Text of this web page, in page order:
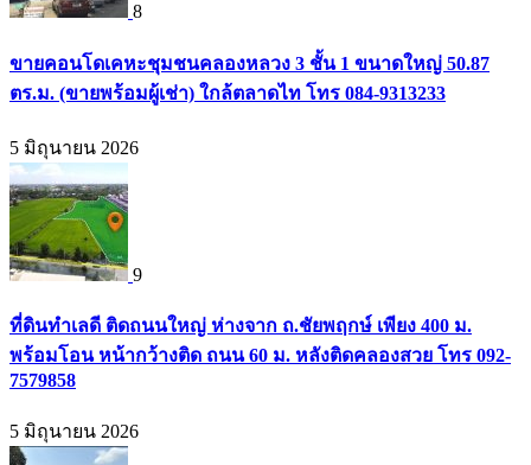
8
ขายคอนโดเคหะชุมชนคลองหลวง 3 ชั้น 1 ขนาดใหญ่ 50.87
ตร.ม. (ขายพร้อมผู้เช่า) ใกล้ตลาดไท โทร 084-9313233
5 มิถุนายน 2026
9
ที่ดินทำเลดี ติดถนนใหญ่ ห่างจาก ถ.ชัยพฤกษ์ เพียง 400 ม.
พร้อมโอน หน้ากว้างติด ถนน 60 ม. หลังติดคลองสวย โทร 092-
7579858
5 มิถุนายน 2026